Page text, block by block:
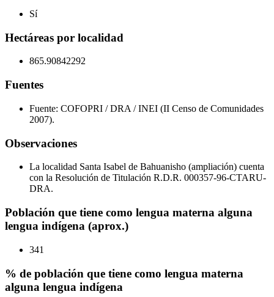
Sí
Hectáreas por localidad
865.90842292
Fuentes
Fuente: COFOPRI / DRA / INEI (II Censo de Comunidades
2007).
Observaciones
La localidad Santa Isabel de Bahuanisho (ampliación) cuenta
con la Resolución de Titulación R.D.R. 000357-96-CTARU-
DRA.
Población que tiene como lengua materna alguna
lengua indígena (aprox.)
341
% de población que tiene como lengua materna
alguna lengua indígena